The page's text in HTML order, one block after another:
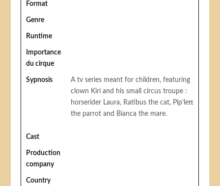
Format
Genre
Runtime
Importance
du cirque
Sypnosis
A tv series meant for children, featuring
clown Kiri and his small circus troupe :
horserider Laura, Ratibus the cat, Pip’lett
the parrot and Bianca the mare.
Cast
Production
company
Country